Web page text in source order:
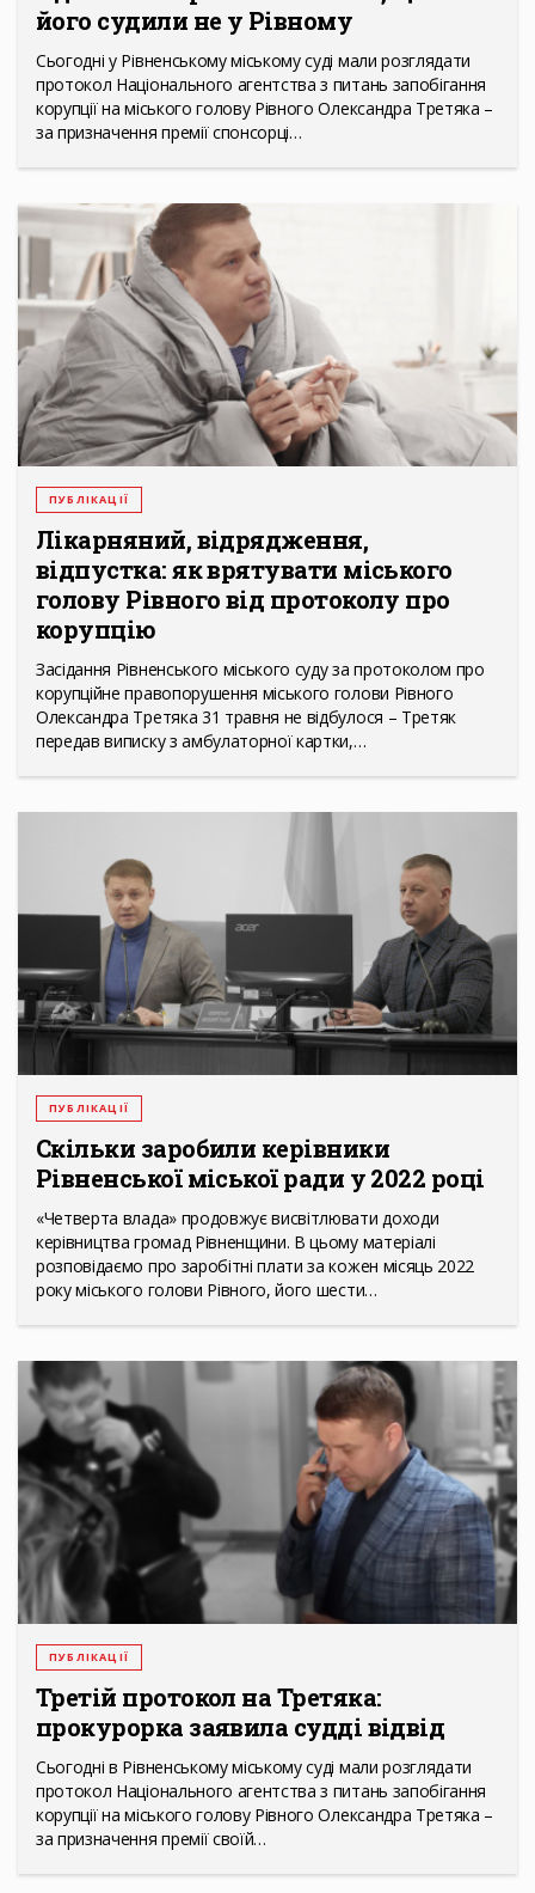
його судили не у Рівному
Сьогодні у Рівненському міському суді мали розглядати
протокол Національного агентства з питань запобігання
корупції на міського голову Рівного Олександра Третяка –
за призначення премії спонсорці…
ПУБЛІКАЦІЇ
Лікарняний, відрядження,
відпустка: як врятувати міського
голову Рівного від протоколу про
корупцію
Засідання Рівненського міського суду за протоколом про
корупційне правопорушення міського голови Рівного
Олександра Третяка 31 травня не відбулося – Третяк
передав виписку з амбулаторної картки,…
ПУБЛІКАЦІЇ
Скільки заробили керівники
Рівненської міської ради у 2022 році
«Четверта влада» продовжує висвітлювати доходи
керівництва громад Рівненщини. В цьому матеріалі
розповідаємо про заробітні плати за кожен місяць 2022
року міського голови Рівного, його шести…
ПУБЛІКАЦІЇ
Третій протокол на Третяка:
прокурорка заявила судді відвід
Сьогодні в Рівненському міському суді мали розглядати
протокол Національного агентства з питань запобігання
корупції на міського голову Рівного Олександра Третяка –
за призначення премії своїй…